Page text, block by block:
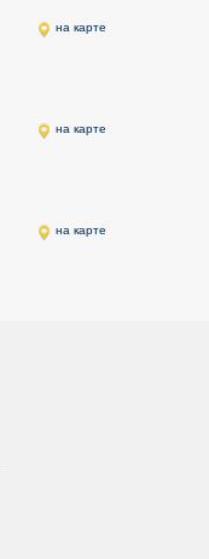
на карте
на карте
на карте